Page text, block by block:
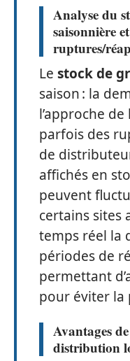
Analyse du
saisonnière
ruptures/
Le stock de
saison : la
l’approche
parfois des
de
affichés en
peuvent
certains sites
temps réel la
périodes de
permettant
pour éviter la
Avantages
distribution